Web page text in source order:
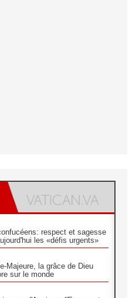
respect et sagesse
les «défis urgents»
Majeure, la grâce de Dieu
sur le monde